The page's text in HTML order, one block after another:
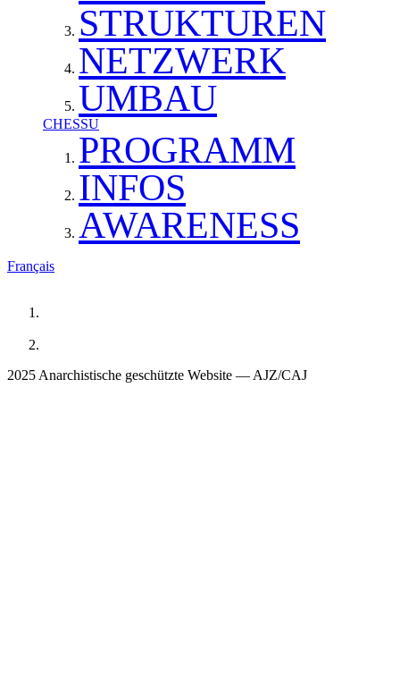
STRUKTUREN
NETZWERK
UMBAU
CHESSU
PROGRAMM
INFOS
AWARENESS
Français
2025 Anarchistische geschützte Website — AJZ/CAJ